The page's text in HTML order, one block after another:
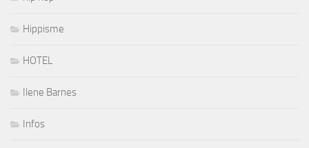
Hippisme
HOTEL
Ilene Barnes
Infos